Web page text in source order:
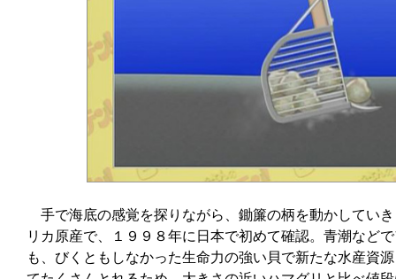
手で海底の感覚を探りながら、鋤簾の柄を動かしてい
リカ原産で、１９９８年に日本で初めて確認。青潮など
も、びくともしなかった生命力の強い貝で新たな水産資